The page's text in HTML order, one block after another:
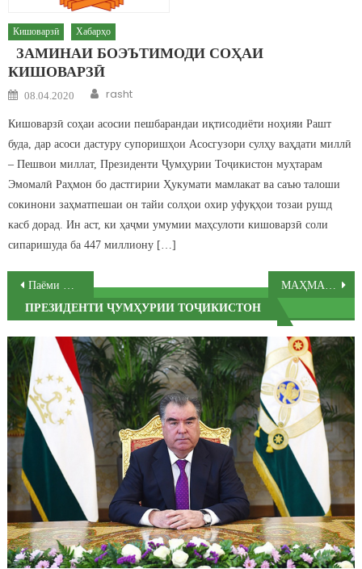
Кишоварзӣ Хабарҳо
ЗАМИНАИ БОЭЪТИМОДИ СОҲАИ
КИШОВАРЗӢ
Posted on
08.04.2020 Author
rasht
Кишоварзӣ соҳаи асосии пешбарандаи иқтисодиёти ноҳияи Рашт
буда, дар асоси дастуру супоришҳои Асосгузори сулҳу ваҳдати миллӣ
– Пешвои миллат, Президенти Ҷумҳурии Тоҷикистон муҳтарам
Эмомалӣ Раҳмон бо дастгирии Ҳукумати мамлакат ва саъю талоши
сокинони заҳматпешаи он тайи солҳои охир уфуқҳои тозаи рушд
касб дорад. Ин аст, ки ҳаҷми умумии маҳсулоти кишоварзӣ соли
сипаришуда ба 447 миллиону […]
Post navigation
Паёми шодбошии Президенти Ҷумҳурии Тоҷикистон, Пешвои миллат муҳтарам Эмомалӣ Раҳмон ба муносибати ҷашни Наврӯз
МАҲМАДТОИР ЗОКИРЗОДА: “ПАЁМ – РАҲНАМО БА СӮИ ЗИНДАГИИ ШОИСТА”
ПРЕЗИДЕНТИ ҶУМҲУРИИ ТОҶИКИСТОН